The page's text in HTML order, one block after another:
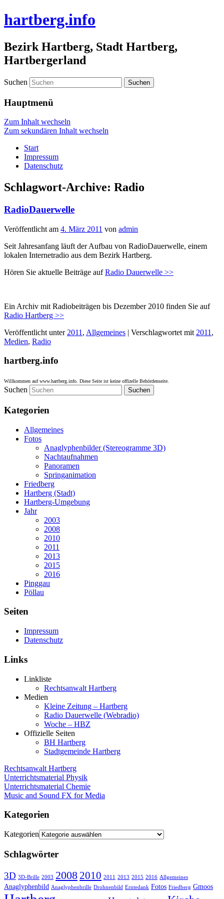
hartberg.info
Bezirk Hartberg, Stadt Hartberg,
Hartbergerland
Suchen
Hauptmenü
Zum Inhalt wechseln
Zum sekundären Inhalt wechseln
Start
Impressum
Datenschutz
Schlagwort-Archive: Radio
RadioDauerwelle
Veröffentlicht am 4. März 2011 von admin
Seit Jahresanfang läuft der Aufbau von RadioDauerwelle, einem
lokalen Internetradio aus dem Bezirk Hartberg.
Hören Sie aktuelle Beiträge aufRadio Dauerwelle >>
Ein Archiv mit Radiobeiträgen bis Dezember 2010 finden Sie auf
Radio Hartberg >>
Veröffentlicht unter 2011 , Allgemeines | Verschlagwortet mit 2011 ,
Medien, Radio
hartberg.info
Willkommen auf www.hartberg.info. Diese Seite ist keine offizelle Behördenseite.
Suchen
Kategorien
Allgemeines
Fotos
Anaglyphenbilder (Stereogramme 3D)
Nachtaufnahmen
Panoramen
Springanimation
Friedberg
Hartberg (Stadt)
Hartberg-Umgebung
Jahr
2003
2008
2010
2011
2013
2015
2016
Pinggau
Pöllau
Seiten
Impressum
Datenschutz
Links
Linkliste
Rechtsanwalt Hartberg
Medien
Kleine Zeitung – Hartberg
Radio Dauerwelle (Webradio)
Woche – HBZ
Offizielle Seiten
BH Hartberg
Stadtgemeinde Hartberg
Rechtsanwalt Hartberg
Unterrichtsmaterial Physik
Unterrichtsmaterial Chemie
Music and Sound FX for Media
Kategorien
Kategorien
Schlagwörter
3D 3D-Brille 2003 2008 2010 2011 2013 2015 2016 Allgemeines
Anaglyphenbild Anaglyphenbrille Drohnenbild Erntedank Fotos Friedberg Gmoos